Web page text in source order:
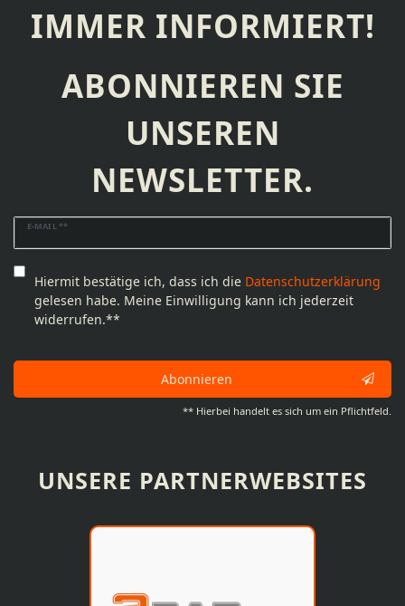
IMMER INFORMIERT!
ABONNIEREN SIE
UNSEREN
NEWSLETTER.
E-MAIL **
Newsletter
Honig
Hiermit bestätige ich, dass ich die Daten­schutz­erklärung
gelesen habe. Meine Einwilligung kann ich jederzeit
widerrufen.**
Abonnieren
** Hierbei handelt es sich um ein Pflichtfeld.
UNSERE PARTNERWEBSITES